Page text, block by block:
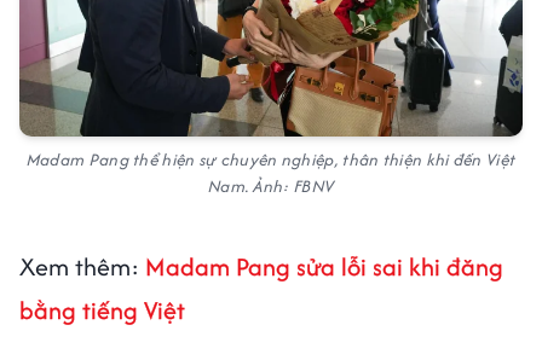
Madam Pang thể hiện sự chuyên nghiệp, thân thiện khi đến Việt
Nam. Ảnh: FBNV
Xem thêm: Madam Pang sửa lỗi sai khi đăng
bằng tiếng Việt